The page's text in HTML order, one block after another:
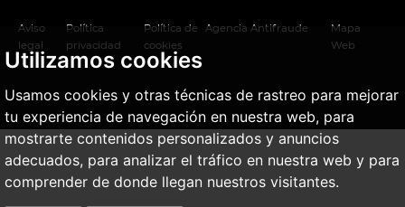
Utilizamos cookies
Usamos cookies y otras técnicas de rastreo para mejorar
tu experiencia de navegación en nuestra web, para
mostrarte contenidos personalizados y anuncios
adecuados, para analizar el tráfico en nuestra web y para
comprender de donde llegan nuestros visitantes.
Aviso
legal
Política
privacidad
Política de
cookies
Agencia Antifraude
Mapa
Web